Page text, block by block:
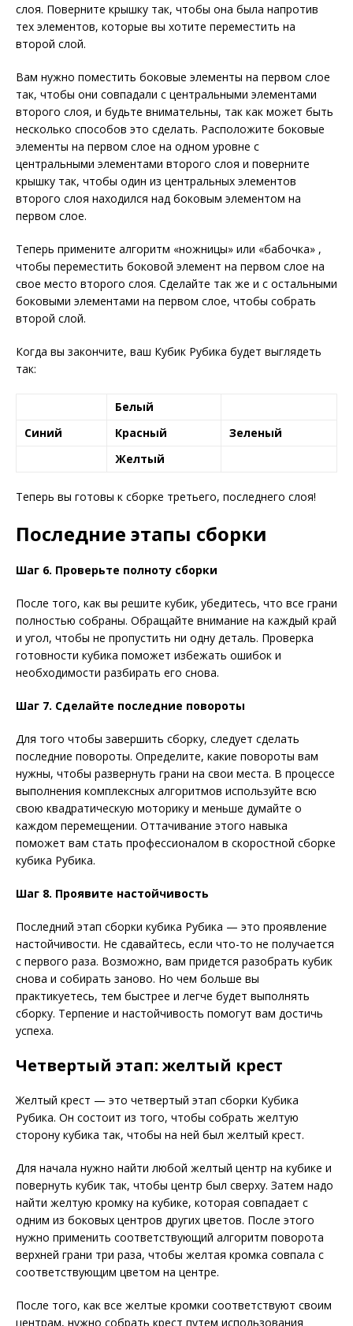
слоя. Поверните крышку так, чтобы она была напротив
тех элементов, которые вы хотите переместить на
второй слой.
Вам нужно поместить боковые элементы на первом слое
так, чтобы они совпадали с центральными элементами
второго слоя, и будьте внимательны, так как может быть
несколько способов это сделать. Расположите боковые
элементы на первом слое на одном уровне с
центральными элементами второго слоя и поверните
крышку так, чтобы один из центральных элементов
второго слоя находился над боковым элементом на
первом слое.
Теперь примените алгоритм «ножницы» или «бабочка» ,
чтобы переместить боковой элемент на первом слое на
свое место второго слоя. Сделайте так же и с остальными
боковыми элементами на первом слое, чтобы собрать
второй слой.
Когда вы закончите, ваш Кубик Рубика будет выглядеть
так:
Белый
Синий
Красный
Зеленый
Желтый
Теперь вы готовы к сборке третьего, последнего слоя!
Последние этапы сборки
Шаг 6. Проверьте полноту сборки
После того, как вы решите кубик, убедитесь, что все грани
полностью собраны. Обращайте внимание на каждый край
и угол, чтобы не пропустить ни одну деталь. Проверка
готовности кубика поможет избежать ошибок и
необходимости разбирать его снова.
Шаг 7. Сделайте последние повороты
Для того чтобы завершить сборку, следует сделать
последние повороты. Определите, какие повороты вам
нужны, чтобы развернуть грани на свои места. В процессе
выполнения комплексных алгоритмов используйте всю
свою квадратическую моторику и меньше думайте о
каждом перемещении. Оттачивание этого навыка
поможет вам стать профессионалом в скоростной сборке
кубика Рубика.
Шаг 8. Проявите настойчивость
Последний этап сборки кубика Рубика — это проявление
настойчивости. Не сдавайтесь, если что-то не получается
с первого раза. Возможно, вам придется разобрать кубик
снова и собирать заново. Но чем больше вы
практикуетесь, тем быстрее и легче будет выполнять
сборку. Терпение и настойчивость помогут вам достичь
успеха.
Четвертый этап: желтый крест
Желтый крест — это четвертый этап сборки Кубика
Рубика. Он состоит из того, чтобы собрать желтую
сторону кубика так, чтобы на ней был желтый крест.
Для начала нужно найти любой желтый центр на кубике и
повернуть кубик так, чтобы центр был сверху. Затем надо
найти желтую кромку на кубике, которая совпадает с
одним из боковых центров других цветов. После этого
нужно применить соответствующий алгоритм поворота
верхней грани три раза, чтобы желтая кромка совпала с
соответствующим цветом на центре.
После того, как все желтые кромки соответствуют своим
центрам, нужно собрать крест путем использования